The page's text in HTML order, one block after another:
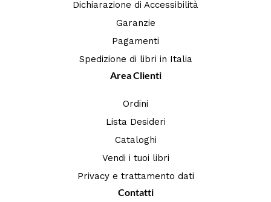
Dichiarazione di Accessibilità
Garanzie
Pagamenti
Spedizione di libri in Italia
Area Clienti
Ordini
Lista Desideri
Cataloghi
Vendi i tuoi libri
Privacy e trattamento dati
Contatti